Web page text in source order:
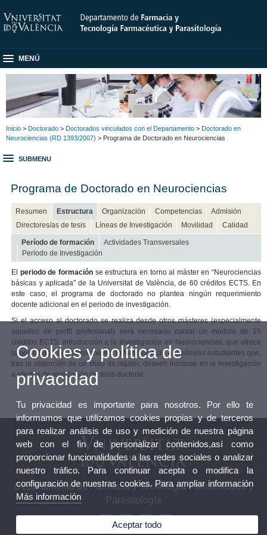
MENÚ
Inicio > Doctorado > Doctorados vinculados con el Departamento > Doctorado en
Neurociencias (RD 1393/2007) > Programa de Doctorado en Neurociencias
SUBMENU
Programa de Doctorado en Neurociencias
Resumen Estructura Organización Competencias
Admisión
Directores/as de tesis
Líneas de Investigación Movilidad Calidad
Período de formación
Actividades Transversales
Período de Investigación
El periodo de formación se estructura en torno al máster en “Neurociencias
básicas y aplicada” de la Universitat de València, de 60 créditos ECTS. En
este caso, el programa de doctorado no plantea ningún requerimiento
docente adicional en el periodo de investigación.
Si el acceso al doctorado se realiza desde otros másteres (especialmente
aquellos de perfil profesional) será necesario cursar un módulo de 15
créditos ECTS, Introducción a la Investigación en Neurociencias, que ofrece
la posibilidad de complementar la formación de aquellos/as estudiantes que,
tras la obtención de un título de máster, deseen iniciarse en la investigación
a efectos de realización de tesis doctoral.
Departamento de Farmacia y Tecnología Farmacéutica y
Parasitología
Cookies y política de
privacidad
Tu privacidad es importante para nosotros. Por ello te
informamos que utilizamos cookies propias y de terceros
para realizar análisis de uso y medición de nuestra página
web con el fin de personalizar contenidos,así como
proporcionar funcionalidades a las redes sociales o analizar
nuestro tráfico. Para continuar acepta o modifica la
configuración de nuestras cookies. Para ampliar información
Más información
Aceptar todo